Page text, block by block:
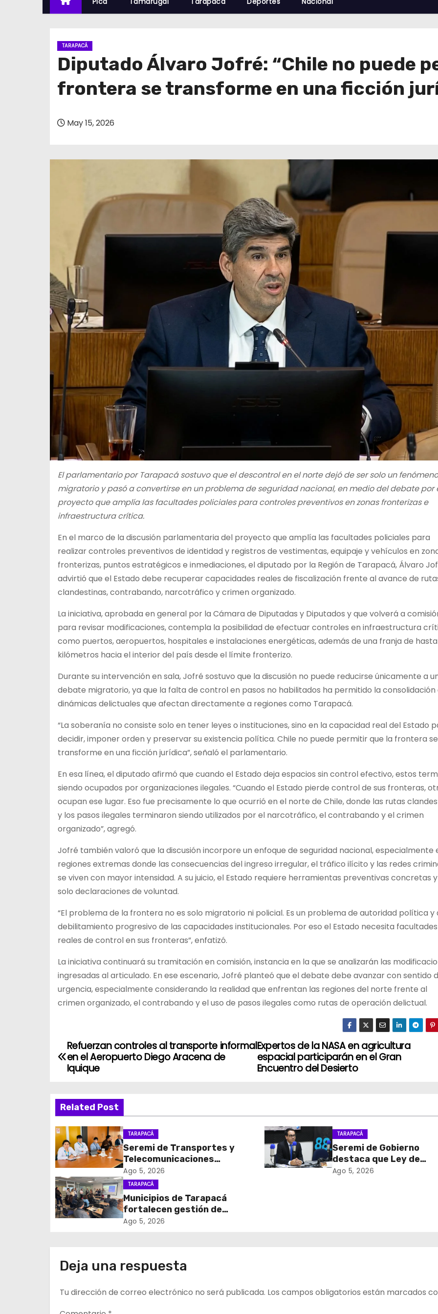
TARAPACÁ
Diputado Álvaro Jofré: “Chile no puede
frontera se transforme en una ficción
May 15, 2026
El parlamentario por Tarapacá sostuvo que el descontrol en el norte dejó de ser solo un fenómeno
migratorio y pasó a convertirse en un problema de seguridad nacional, en medio del debate por
proyecto que amplía las facultades policiales para controles preventivos en zonas fronterizas e
infraestructura crítica.
En el marco de la discusión parlamentaria del proyecto que amplía las facultades policiales para
realizar controles preventivos de identidad y registros de vestimentas, equipaje y vehículos en
fronterizas, puntos estratégicos e inmediaciones, el diputado por la Región de Tarapacá, Álvaro
advirtió que el Estado debe recuperar capacidades reales de fiscalización frente al avance de
clandestinas, contrabando, narcotráfico y crimen organizado.
La iniciativa, aprobada en general por la Cámara de Diputadas y Diputados y que volverá a
para revisar modificaciones, contempla la posibilidad de efectuar controles en infraestructura
como puertos, aeropuertos, hospitales e instalaciones energéticas, además de una franja de
kilómetros hacia el interior del país desde el límite fronterizo.
Durante su intervención en sala, Jofré sostuvo que la discusión no puede reducirse únicamente a
debate migratorio, ya que la falta de control en pasos no habilitados ha permitido la consolidación
dinámicas delictuales que afectan directamente a regiones como Tarapacá.
“La soberanía no consiste solo en tener leyes o instituciones, sino en la capacidad real del Estado
decidir, imponer orden y preservar su existencia política. Chile no puede permitir que la frontera se
transforme en una ficción jurídica”, señaló el parlamentario.
En esa línea, el diputado afirmó que cuando el Estado deja espacios sin control efectivo, estos
siendo ocupados por organizaciones ilegales. “Cuando el Estado pierde control de sus fronteras,
ocupan ese lugar. Eso fue precisamente lo que ocurrió en el norte de Chile, donde las rutas
y los pasos ilegales terminaron siendo utilizados por el narcotráfico, el contrabando y el crimen
organizado”, agregó.
Jofré también valoró que la discusión incorpore un enfoque de seguridad nacional, especialmente
regiones extremas donde las consecuencias del ingreso irregular, el tráfico ilícito y las redes
se viven con mayor intensidad. A su juicio, el Estado requiere herramientas preventivas concretas
solo declaraciones de voluntad.
“El problema de la frontera no es solo migratorio ni policial. Es un problema de autoridad política y
debilitamiento progresivo de las capacidades institucionales. Por eso el Estado necesita facultades
reales de control en sus fronteras”, enfatizó.
La iniciativa continuará su tramitación en comisión, instancia en la que se analizarán las
ingresadas al articulado. En ese escenario, Jofré planteó que el debate debe avanzar con sentido
urgencia, especialmente considerando la realidad que enfrentan las regiones del norte frente al
crimen organizado, el contrabando y el uso de pasos ilegales como rutas de operación delictual.
N
e
g
a
c
i
ó
e
e
Expertos de la NASA en agricultura
espacial participarán en el Gran
Encuentro del Desierto
Refuerzan controles al transporte informal
en el Aeropuerto Diego Aracena de
Iquique
Related Post
TARAPACÁ
Seremi de Transportes y
Telecomunicaciones
encabezó primera mesa de
coordinación para el retiro
de cables en desuso en
Iquique
Ago 5, 2026
TARAPACÁ
Seremi de Gobierno
destaca que Ley de
Reconstrucción Nacional
Ago 5, 2026
TARAPACÁ
Municipios de Tarapacá
fortalecen gestión de
subsidios de agua potable
Ago 5, 2026
Deja una respuesta
Tu dirección de correo electrónico no será publicada. Los campos obligatorios están marcados